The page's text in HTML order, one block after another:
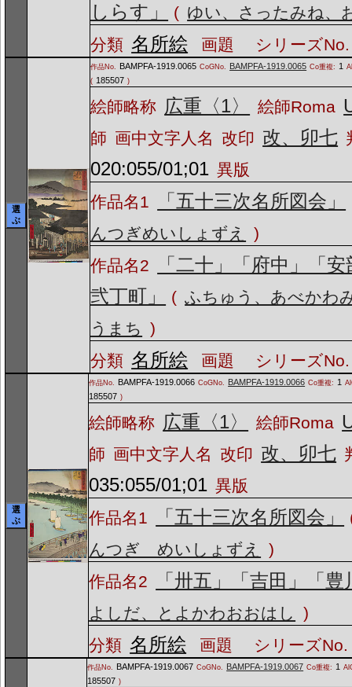
しらす」
( ゆい、さったみね、
分類 名所絵 画題 シリーズNo.
選
ぶ
作品No. BAMPFA-1919.0065 CoGNo. BAMPFA-1919.0065 Co重複: 1
( 185507 )
絵師略称 広重〈1〉 絵師Roma
師 画中文字人名 改印 改、卯七
020:055/01;01 異版
作品名1
「五十三次名所図会」
んつぎめいしょずえ
)
作品名2
「二十」「府中」「
弐丁町」
( ふちゅう、あべかわ
うまち )
分類 名所絵 画題 シリーズNo.
選
ぶ
作品No. BAMPFA-1919.0066 CoGNo. BAMPFA-1919.0066 Co重複: 1
185507 )
絵師略称 広重〈1〉 絵師Roma
師 画中文字人名 改印 改、卯七
035:055/01;01 異版
作品名1
「五十三次名所図会」
んつぎ めいしょずえ
)
作品名2
「卅五」「吉田」「
よしだ、とよかわおおはし
)
分類 名所絵 画題 シリーズNo.
作品No. BAMPFA-1919.0067 CoGNo. BAMPFA-1919.0067 Co重複: 1
185507 )